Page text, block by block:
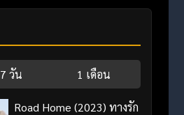
7 วัน 1 เดือน
Road Home (2023) ทางรัก